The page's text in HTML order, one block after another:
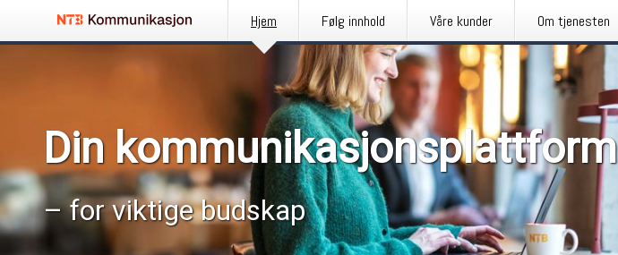
Hjem Følg innhold Våre kunder Om tjenesten
Din kommunikasjonsplattform
– for viktige budskap